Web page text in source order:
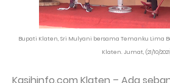
Bupati Klaten, Sri Mulyani bersama Temanku Lima
Klaten. Jumat, (21/10/